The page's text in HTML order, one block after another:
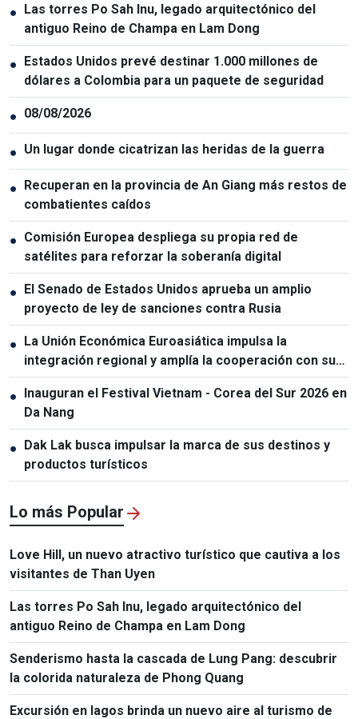
● Las torres Po Sah Inu, legado arquitectónico del
antiguo Reino de Champa en Lam Dong
● Estados Unidos prevé destinar 1.000 millones de
dólares a Colombia para un paquete de seguridad
● 08/08/2026
● Un lugar donde cicatrizan las heridas de la guerra
● Recuperan en la provincia de An Giang más restos de
combatientes caídos
● Comisión Europea despliega su propia red de
satélites para reforzar la soberanía digital
● El Senado de Estados Unidos aprueba un amplio
proyecto de ley de sanciones contra Rusia
● La Unión Económica Euroasiática impulsa la
integración regional y amplía la cooperación con sus
socios
● Inauguran el Festival Vietnam - Corea del Sur 2026 en
Da Nang
● Dak Lak busca impulsar la marca de sus destinos y
productos turísticos
Lo más Popular
Love Hill, un nuevo atractivo turístico que cautiva a los
visitantes de Than Uyen
Las torres Po Sah Inu, legado arquitectónico del
antiguo Reino de Champa en Lam Dong
Senderismo hasta la cascada de Lung Pang: descubrir
la colorida naturaleza de Phong Quang
Excursión en lagos brinda un nuevo aire al turismo de